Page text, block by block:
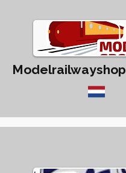
Modelrailwayshop